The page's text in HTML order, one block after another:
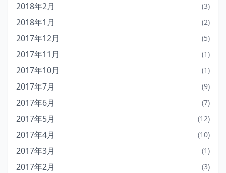
2018年2月 (3)
2018年1月 (2)
2017年12月 (5)
2017年11月 (1)
2017年10月 (1)
2017年7月 (9)
2017年6月 (7)
2017年5月 (12)
2017年4月 (10)
2017年3月 (1)
2017年2月 (3)